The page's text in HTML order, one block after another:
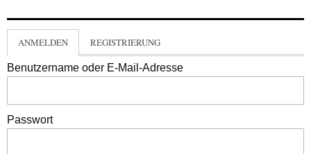
ANMELDEN REGISTRIERUNG
Benutzername oder E-Mail-Adresse
Passwort